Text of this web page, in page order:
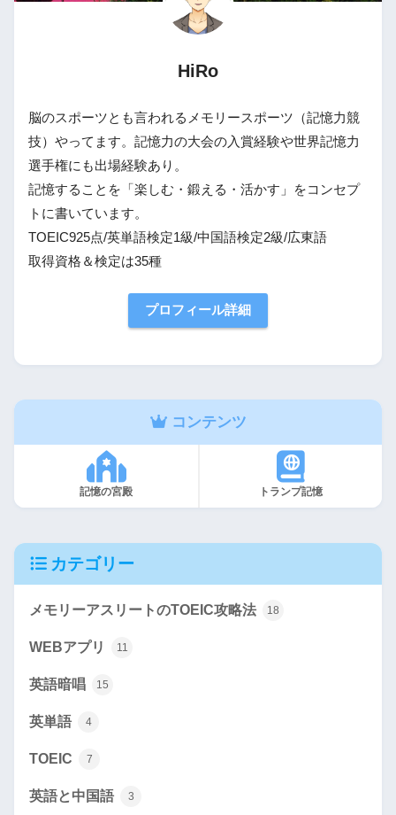
HiRo
脳のスポーツとも言われるメモリースポーツ（記憶力競
技）やってます。記憶力の大会の入賞経験や世界記憶力
選手権にも出場経験あり。
記憶することを「楽しむ・鍛える・活かす」をコンセプ
トに書いています。
TOEIC925点/英単語検定1級/中国語検定2級/広東語
取得資格＆検定は35種
プロフィール詳細
コンテンツ
記憶の宮殿 トランプ記憶
カテゴリー
メモリーアスリートのTOEIC攻略法 18
WEBアプリ 11
英語暗唱 15
英単語 4
TOEIC 7
英語と中国語 3